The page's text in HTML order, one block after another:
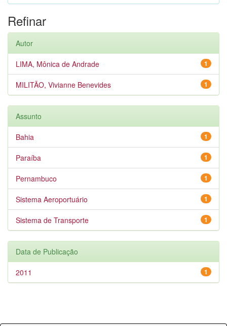
Refinar
Autor
1
LIMA, Mônica de Andrade
1
MILITÃO, Vivianne Benevides
Assunto
1
Bahia
1
Paraíba
1
Pernambuco
1
Sistema Aeroportuário
1
Sistema de Transporte
Data de Publicação
1
2011